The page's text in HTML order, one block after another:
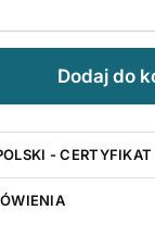
Dodaj do
-